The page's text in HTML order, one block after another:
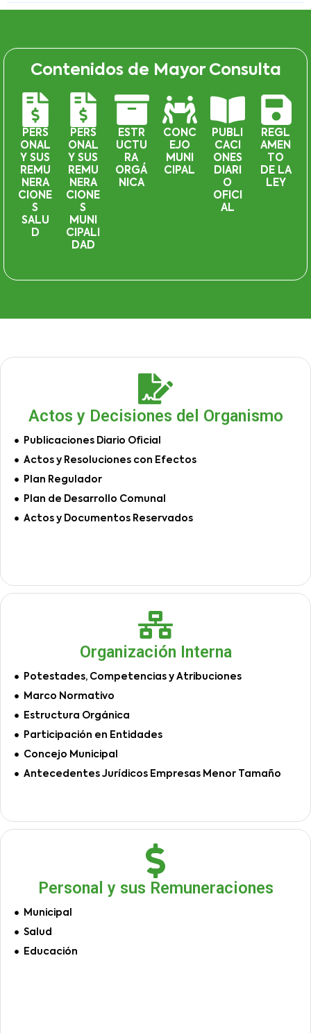
Contenidos de Mayor Consulta
PERS
ONAL
Y SUS
REMU
NERA
CIONE
S
SALU
D
PERS
ONAL
Y SUS
REMU
NERA
CIONE
S
MUNI
CIPALI
DAD
ESTR
UCTU
RA
ORGÁ
NICA
CONC
EJO
MUNI
CIPAL
PUBLI
CACI
ONES
DIARI
O
OFICI
AL
REGL
AMEN
TO
DE LA
LEY
Actos y Decisiones del Organismo
Publicaciones Diario Oficial
Actos y Resoluciones con Efectos
Plan Regulador
Plan de Desarrollo Comunal
Actos y Documentos Reservados
Organización Interna
Potestades, Competencias y Atribuciones
Marco Normativo
Estructura Orgánica
Participación en Entidades
Concejo Municipal
Antecedentes Jurídicos Empresas Menor Tamaño
Personal y sus Remuneraciones
Municipal
Salud
Educación